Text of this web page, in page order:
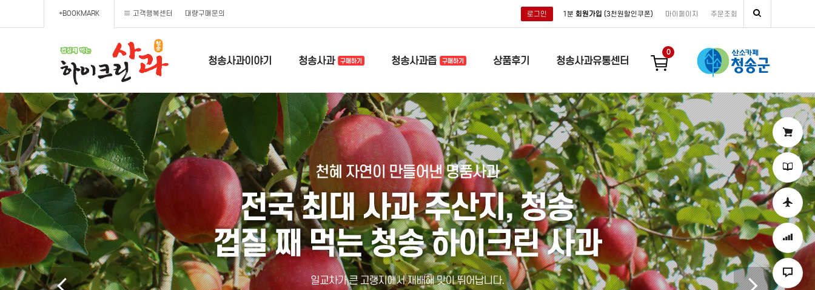
+BOOKMARK 고객행복센터 대량구매문의 로그인 1분 회원가입 (3천원할인쿠폰) 마이페이지 주문조회
청송사과이야기 청송사과 청송사과즙 상품후기 청송사과유통센터
0